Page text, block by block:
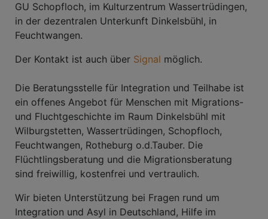
GU Schopfloch, im Kulturzentrum Wassertrüdingen,
in der dezentralen Unterkunft Dinkelsbühl, in
Feuchtwangen.
Der Kontakt ist auch über Signal möglich.
Die Beratungsstelle für Integration und Teilhabe ist
ein offenes Angebot für Menschen mit Migrations-
und Fluchtgeschichte im Raum Dinkelsbühl mit
Wilburgstetten, Wassertrüdingen, Schopfloch,
Feuchtwangen, Rotheburg o.d.Tauber. Die
Flüchtlingsberatung und die Migrationsberatung
sind freiwillig, kostenfrei und vertraulich.
Wir bieten Unterstützung bei Fragen rund um
Integration und Asyl in Deutschland, Hilfe im